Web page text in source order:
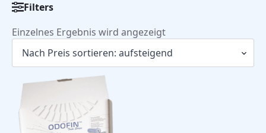
Filters
Einzelnes Ergebnis wird angezeigt